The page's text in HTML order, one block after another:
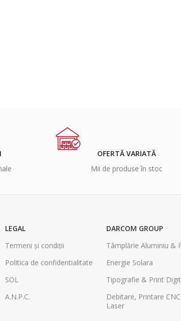
OFERTĂ VARIATĂ
Mii de produse în stoc
LEGAL
Termeni și condiții
Politica de confidentialitate
SOL
A.N.P.C.
DARCOM GROUP
Tâmplărie Aluminiu &
Energie Solara
Tipografie & Print
Debitare, Printare
Laser